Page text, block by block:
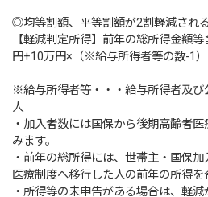
◎均等割額、平等割額が2割軽減され
【軽減判定所得】前年の総所得金額
円+10万円×（※給与所得者等の数-1）
※給与所得者等・・・給与所得者及び
人
・加入者数には国保から後期高齢者
みます。
・前年の総所得には、世帯主・国保
医療制度へ移行した人の前年の所得を
・所得等の未申告がある場合は、軽